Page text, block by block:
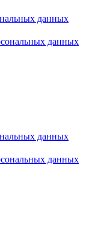
данных
данных
данных
данных